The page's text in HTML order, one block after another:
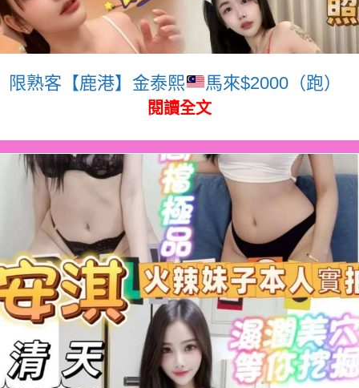
限熟客【鹿港】金泰熙 馬來$2000（跑）
閱讀全文